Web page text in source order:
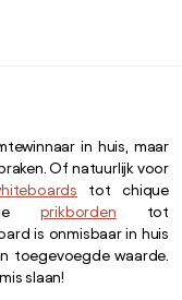
in huis, maar
Of natuurlijk voor
tot chique
prikborden tot
is onmisbaar in huis
toegevoegde waarde.
slaan!